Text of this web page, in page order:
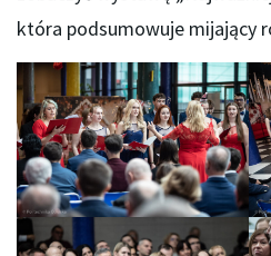
która podsumowuje mijający